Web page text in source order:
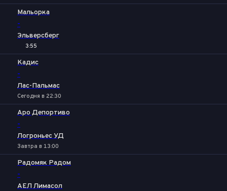
Мальорка
-
Эльверсберг
3:55
Кадис
-
Лас-Пальмас
Сегодня в 22:30
Аро Депортиво
-
Логроньес УД
Завтра в 13:00
Радомяк Радом
-
АЕЛ Лимасол